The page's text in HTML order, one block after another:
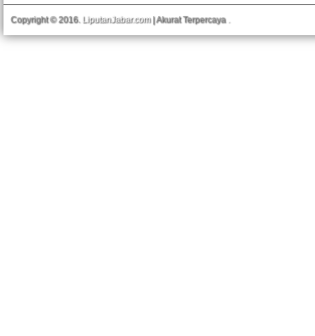
Copyright © 2016. LiputanJabar.com| Akurat Terpercaya